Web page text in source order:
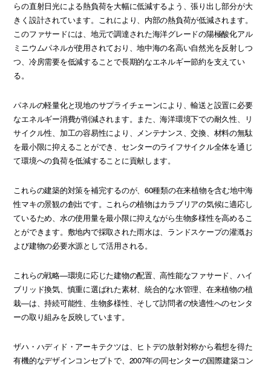
らの直射日光による熱負荷を大幅に低減するよう、張り出し部分が大
きく設計されています。これにより、内部の熱負荷が低減されます。
このファサードには、地元で調達された海洋グレードの陽極酸化アル
ミニウムパネルが使用されており、地中海の名高い自然光を反射しつ
つ、冷房需要を低減することで長期的なエネルギー節約を支えてい
る。
パネルの軽量化と現地のサプライチェーンにより、輸送と設置に必要
なエネルギー消費が削減されます。また、海洋環境下での耐久性、リ
サイクル性、加工の容易性により、メンテナンス、交換、材料の無駄
を最小限に抑えることができ、センターのライフサイクル全体を通じ
て環境への負荷を低減することに貢献します。
これらの建築的対策を補完するのが、60種類の在来植物を含む地中海
性マキの景観の創出です。これらの植物はカラブリアの気候に適応し
ているため、水の使用量を最小限に抑えながら生物多様性を高めるこ
とができます。敷地内で採取された雨水は、ランドスケープの灌漑お
よび建物の必要水源として活用される。
これらの戦略—環境に応じた建物の配置、高性能なファサード、ハイ
ブリッド換気、慎重に選ばれた素材、統合的な水管理、在来植物の植
栽—は、持続可能性、生物多様性、そして訪問者の快適性へのセンタ
ーの取り組みを反映しています。
ザハ・ハディド・アーキテクツは、ヒトデの放射対称から着想を得た
有機的なデザインコンセプトで、2007年の同センターの国際建築コン